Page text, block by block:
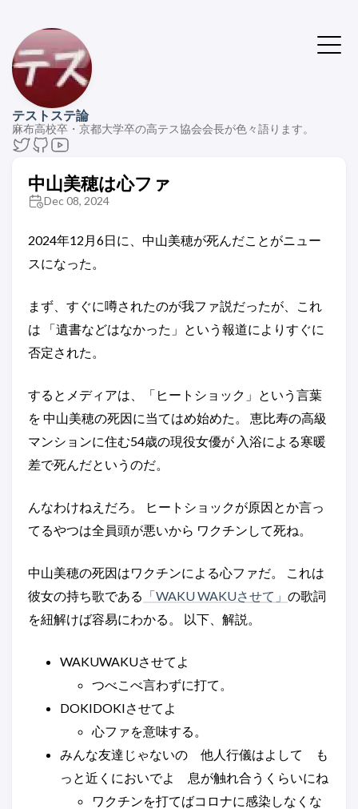
テストステ論
麻布高校卒・京都大学卒の高テス協会会長が色々語ります。
中山美穂は心ファ
Dec 08, 2024
2024年12月6日に、中山美穂が死んだことがニュー
スになった。
まず、すぐに噂されたのが我ファ説だったが、これ
は 「遺書などはなかった」という報道によりすぐに
否定された。
するとメディアは、「ヒートショック」という言葉
を 中山美穂の死因に当てはめ始めた。 恵比寿の高級
マンションに住む54歳の現役女優が 入浴による寒暖
差で死んだというのだ。
んなわけねえだろ。 ヒートショックが原因とか言っ
てるやつは全員頭が悪いから ワクチンして死ね。
中山美穂の死因はワクチンによる心ファだ。 これは
彼女の持ち歌である 「WAKU WAKUさせて」 の歌詞
を紐解けば容易にわかる。 以下、解説。
WAKUWAKUさせてよ
つべこべ言わずに打て。
DOKIDOKIさせてよ
心ファを意味する。
みんな友達じゃないの 他人行儀はよして も
っと近くにおいでよ 息が触れ合うくらいにね
ワクチンを打てばコロナに感染しなくな